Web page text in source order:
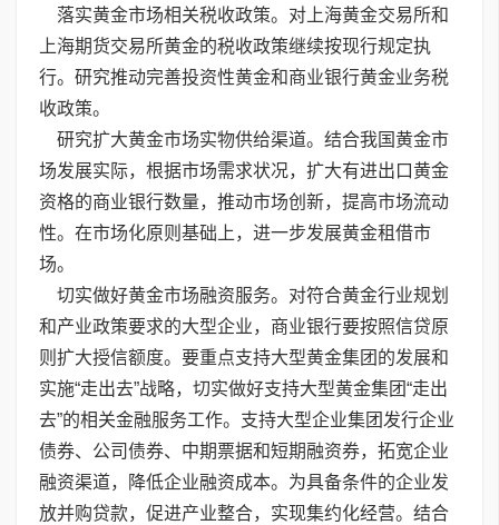
落实黄金市场相关税收政策。对上海黄金交易所和
上海期货交易所黄金的税收政策继续按现行规定执
行。研究推动完善投资性黄金和商业银行黄金业务税
收政策。
研究扩大黄金市场实物供给渠道。结合我国黄金市
场发展实际，根据市场需求状况，扩大有进出口黄金
资格的商业银行数量，推动市场创新，提高市场流动
性。在市场化原则基础上，进一步发展黄金租借市
场。
切实做好黄金市场融资服务。对符合黄金行业规划
和产业政策要求的大型企业，商业银行要按照信贷原
则扩大授信额度。要重点支持大型黄金集团的发展和
实施“走出去”战略，切实做好支持大型黄金集团“走出
去”的相关金融服务工作。支持大型企业集团发行企业
债券、公司债券、中期票据和短期融资券，拓宽企业
融资渠道，降低企业融资成本。为具备条件的企业发
放并购贷款，促进产业整合，实现集约化经营。结合